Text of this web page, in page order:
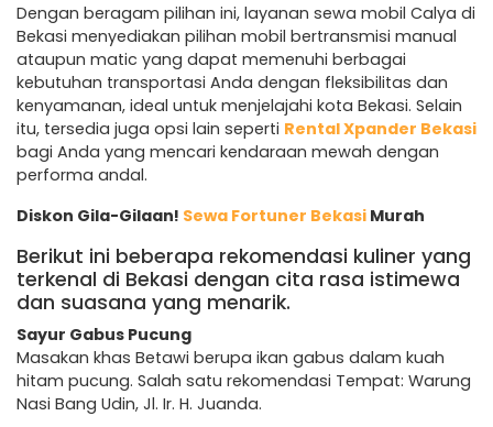
Dengan beragam pilihan ini, layanan sewa mobil Calya di
Bekasi menyediakan pilihan mobil bertransmisi manual
ataupun matic yang dapat memenuhi berbagai
kebutuhan transportasi Anda dengan fleksibilitas dan
kenyamanan, ideal untuk menjelajahi kota Bekasi. Selain
itu, tersedia juga opsi lain seperti Rental Xpander Bekasi
bagi Anda yang mencari kendaraan mewah dengan
performa andal.
Diskon Gila-Gilaan! Sewa Fortuner Bekasi Murah
Berikut ini beberapa rekomendasi kuliner yang
terkenal di Bekasi dengan cita rasa istimewa
dan suasana yang menarik.
Sayur Gabus Pucung
Masakan khas Betawi berupa ikan gabus dalam kuah
hitam pucung. Salah satu rekomendasi Tempat: Warung
Nasi Bang Udin, Jl. Ir. H. Juanda.